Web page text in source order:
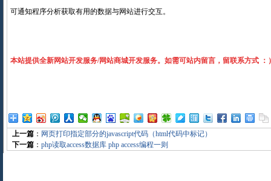
可通知程序分析获取有用的数据与网站进行交互。
本站提供全新网站开发服务/网站商城开发服务。如需可站内留言，留联系方式 ：
上一篇 ： 网页打印指定部分的javascript代码（html代码中标记）
下一篇 ： php读取access数据库 php access编程一则